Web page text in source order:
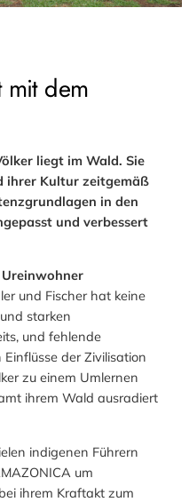
mit dem
liegt im Wald. Sie
ihrer Kultur zeitgemäß
in den
und verbessert
Ureinwohner
und Fischer hat keine
starken
und fehlende
der Zivilisation
zu einem Umlernen
ihrem Wald ausradiert
indigenen Führern
um
ihrem Kraftakt zum